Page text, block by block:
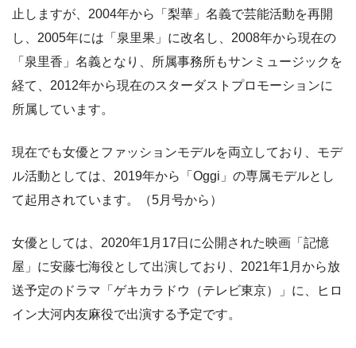
止しますが、2004年から「梨華」名義で芸能活動を再開
し、2005年には「泉里果」に改名し、2008年から現在の
「泉里香」名義となり、所属事務所もサンミュージックを
経て、2012年から現在のスターダストプロモーションに
所属しています。
現在でも女優とファッションモデルを両立しており、モデ
ル活動としては、2019年から「Oggi」の専属モデルとし
て起用されています。（5月号から）
女優としては、2020年1月17日に公開された映画「記憶
屋」に安藤七海役として出演しており、2021年1月から放
送予定のドラマ「ゲキカラドウ（テレビ東京）」に、ヒロ
イン大河内友麻役で出演する予定です。